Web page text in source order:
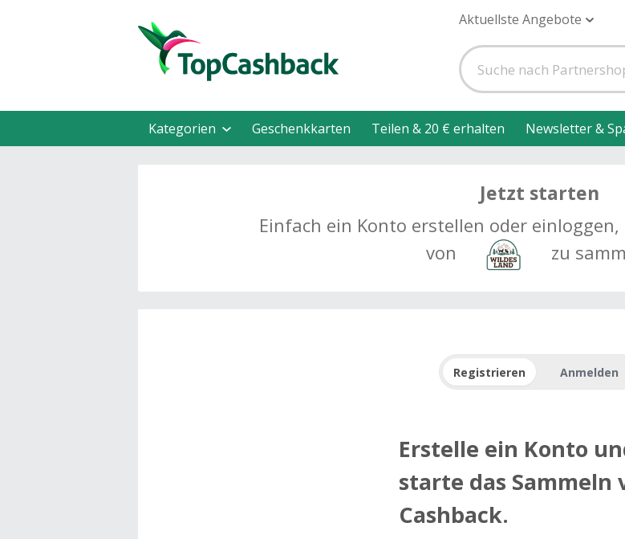
Aktuellste Angebote
Kategorien Geschenkkarten Teilen & 20 € erhalten Newsletter &
Jetzt starten
Einfach ein Konto erstellen oder einloggen,
von
zu
Registrieren Anmelden
Erstelle ein Konto
starte das Sammeln
Cashback.